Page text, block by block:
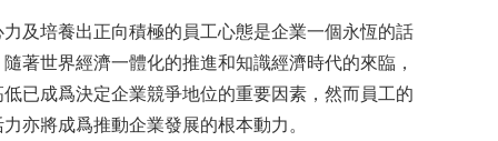
及培養出正向積極的員工心態是企業一個永恆的話
著世界經濟一體化的推進和知識經濟時代的來臨，
已成爲決定企業競爭地位的重要因素，然而員工的
亦將成爲推動企業發展的根本動力。